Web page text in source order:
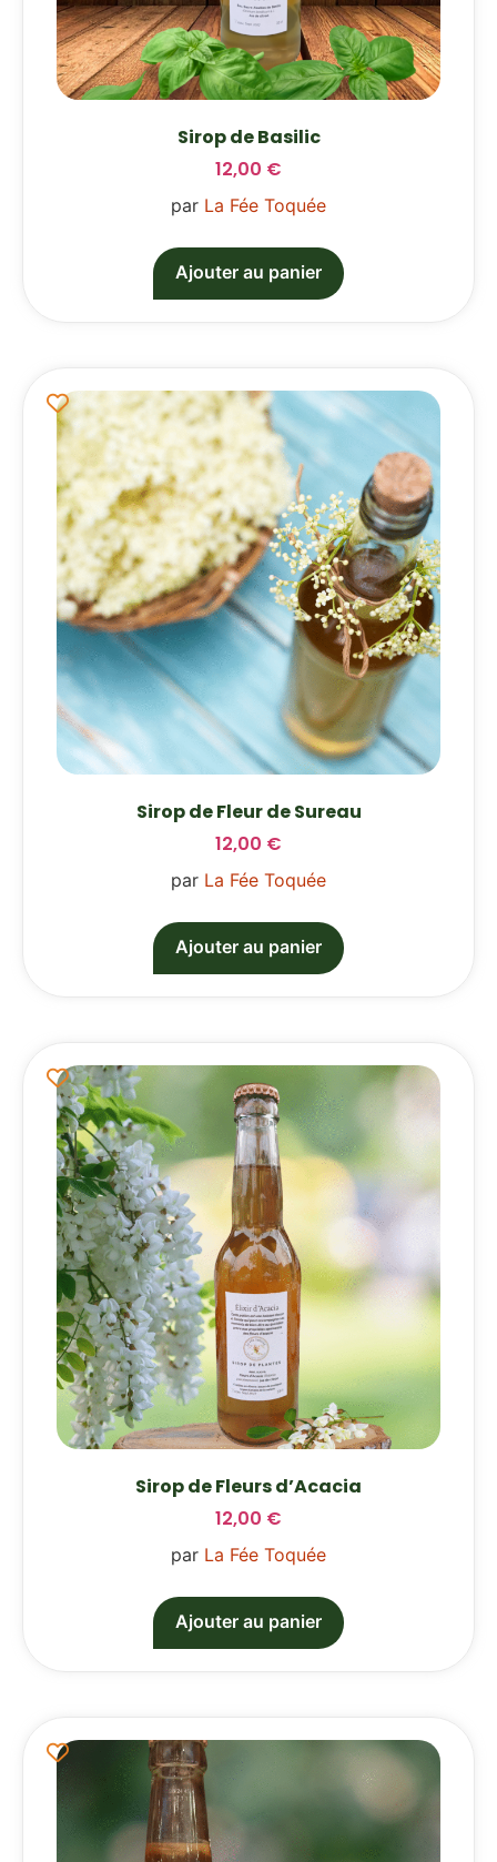
Sirop de Basilic
12,00 €
par La Fée Toquée
Ajouter au panier
Sirop de Fleur de Sureau
12,00 €
par La Fée Toquée
Ajouter au panier
Sirop de Fleurs d’Acacia
12,00 €
par La Fée Toquée
Ajouter au panier